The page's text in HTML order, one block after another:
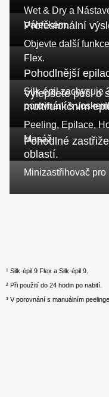
Wet & Dry a
Válečkem.
Profesionální
Objevte další
Flex.
Pohodlnější
Silk·épil zachycuje
porovnání s
Vylepšete péči o
multifunkčním
Peeling, Epilace,
Masáž.
Pohodlné
oblastí.
Minizastřihovač pro
¹ Silk·épil 9 Flex a Silk·épil 9.
² Při použití do 24 hodin po nabití.
³ V porovnání s manuálním